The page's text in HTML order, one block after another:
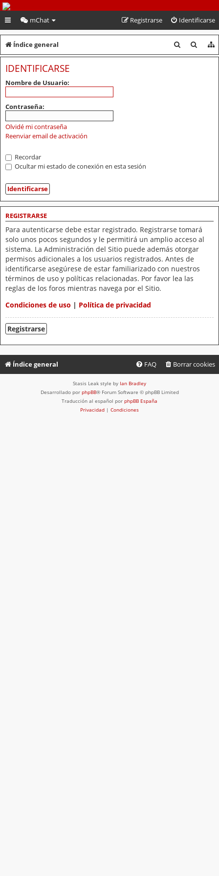
PeruVoley.com
mChat Identificarse
Registrarse
Índice general
u
u
IDENTIFICARSE
Nombre de Usuario:
Contraseña:
Olvidé mi contraseña
Reenviar email de activación
Recordar
Ocultar mi estado de conexión en esta sesión
REGISTRARSE
Para autenticarse debe estar registrado. Registrarse tomará
solo unos pocos segundos y le permitirá un amplio acceso al
sistema. La Administración del Sitio puede además otorgar
permisos adicionales a los usuarios registrados. Antes de
identificarse asegúrese de estar familiarizado con nuestros
términos de uso y políticas relacionadas. Por favor lea las
reglas de los foros mientras navega por el Sitio.
Condiciones de uso | Política de privacidad
Registrarse
Índice general Borrar cookies
FAQ
Stasis Leak style by Ian Bradley
Desarrollado por phpBB® Forum Software © phpBB Limited
Traducción al español por phpBB España
Privacidad | Condiciones